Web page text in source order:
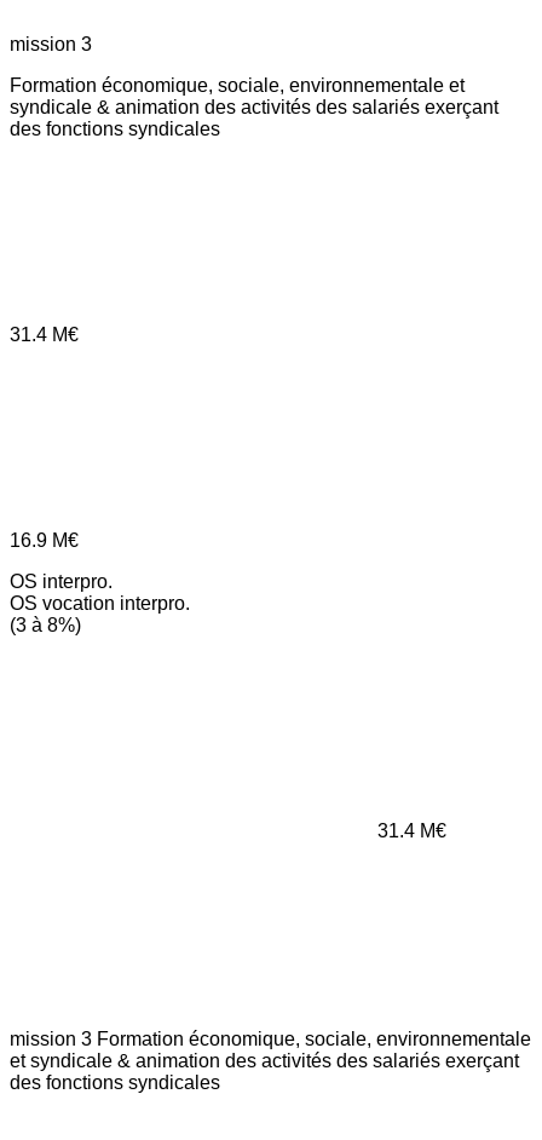
mission 3
Formation économique, sociale, environnementale et
syndicale & animation des activités des salariés exerçant
des fonctions syndicales
31.4 M€
16.9 M€
OS interpro.
OS vocation interpro.
(3 à 8%)
31.4 M€
mission 3 Formation économique, sociale, environnementale
et syndicale & animation des activités des salariés exerçant
des fonctions syndicales